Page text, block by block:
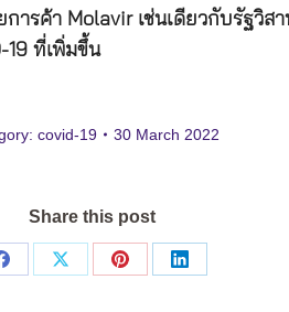
ารค้า Molavir เช่นเดียวกับรัฐวิส
19 ที่เพิ่มขึ้น
covid-19 30 March 2022
Share this post
Share
Share
Share
Share